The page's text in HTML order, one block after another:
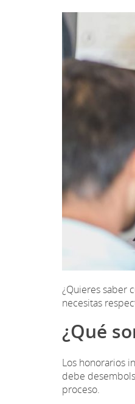
¿Quieres saber
necesitas
¿Qué
Los honorarios
debe
proceso.